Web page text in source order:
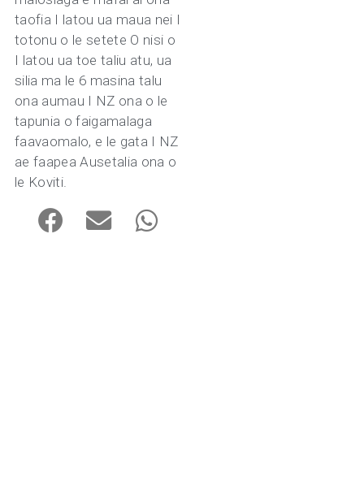
taofia I latou ua maua nei I
totonu o le setete O nisi o
I latou ua toe taliu atu, ua
silia ma le 6 masina talu
ona aumau I NZ ona o le
tapunia o faigamalaga
faavaomalo, e le gata I NZ
ae faapea Ausetalia ona o
le Koviti.